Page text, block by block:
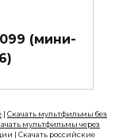
(мини-
Скачать мультфильмы без
мультфильмы через
Скачать российские